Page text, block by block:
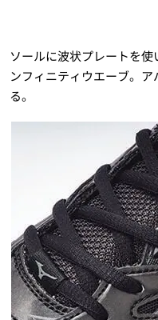
ソールに波状プレートを
ンフィニティウエーブ。
る。